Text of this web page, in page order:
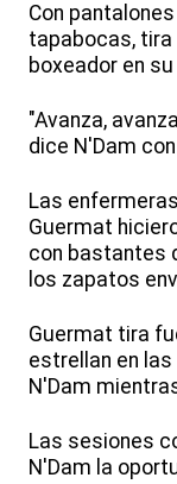
Con
tapabocas, tira
boxeador en
"Avanza,
dice N'Dam
Las
Guermat
con bastantes
los zapatos
Guermat tira
estrellan en
N'Dam
Las sesiones
N'Dam la